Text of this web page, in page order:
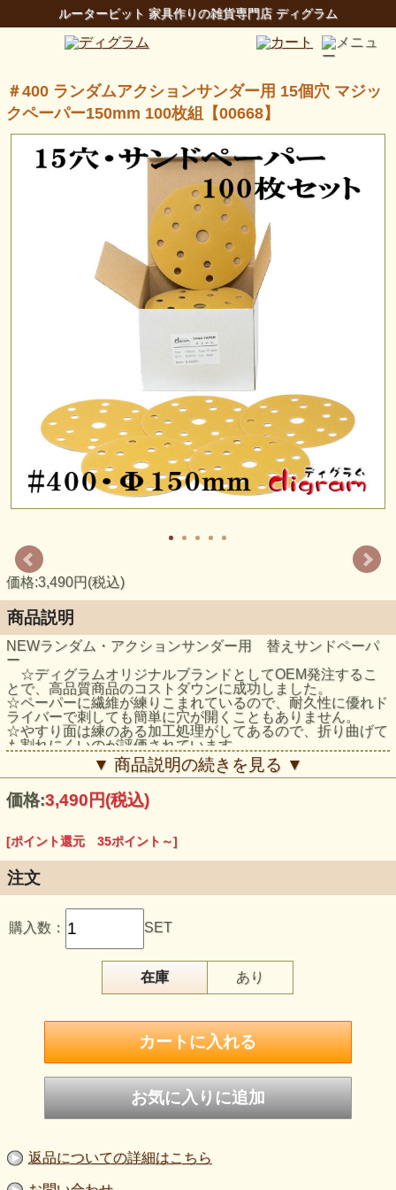
ルータービット 家具作りの雑貨専門店 ディグラム
＃400 ランダムアクションサンダー用 15個穴 マジッ
クペーパー150mm 100枚組【00668】
価格:3,490円(税込)
商品説明
NEWランダム・アクションサンダー用 替えサンドペーパ
ー
☆ディグラムオリジナルブランドとしてOEM発注するこ
とで、高品質商品のコストダウンに成功しました。
☆ペーパーに繊維が練りこまれているので、耐久性に優れド
ライバーで刺しても簡単に穴が開くこともありません。
☆やすり面は練のある加工処理がしてあるので、折り曲げて
も割れにくいのが評価されています。
☆ダイヤカットと呼ばれる特殊なパターンで砥粒をコーティ
ングしていますので被削物がスムーズに排出され、目詰まり
をおこしにくく切削性・耐久性に優れた研磨シート。
※砥粒の量が一般製品より多く、強靭な研削力が得られま
ス）ダイヤモンドに次ぐ硬さで、高硬度であり耐摩耗性にも
優れています。
更に、電気絶縁性に優れています、高温時においても絶
縁性を保ち耐久性に優れています。
属のさび落とし、塗装はがしに。
☆各電動工具メーカーのマジックテープ式のアクションサン
ダーに取り付けて、ご使用いただけます。
☆ランダムサンダー。150ｍｍ 15個穴
▼ 商品説明の続きを見る ▼
価格:3,490円(税込)
[ポイント還元 35ポイント～]
注文
購入数： SET
在庫 あり
返品についての詳細はこちら